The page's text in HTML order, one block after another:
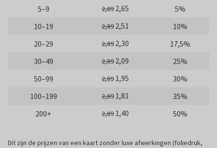
5–9
2,89 2,65
5%
10–19
2,89 2,51
10%
20–29
2,89 2,30
17,5%
30–49
2,89 2,09
25%
50–99
2,89 1,95
30%
100–199
2,89 1,81
35%
200+
2,89 1,40 50%
Dit zijn de prijzen van een kaart zonder luxe afwerkingen (foliedruk,